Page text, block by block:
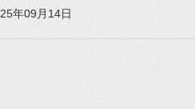
年09月14日